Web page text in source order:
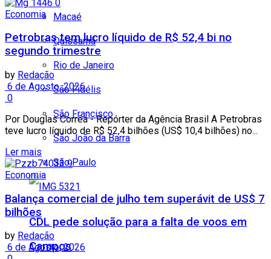
Macaé
Quissamã
Rio de Janeiro
São Fidélis
São Francisco
São João da Barra
São Paulo
CDL pede solução para a falta de voos em
Campos
Economia
Petrobras tem lucro líquido de R$ 52,4 bi no
segundo trimestre
by Redação
6 de Agosto, 2026
0
Por Douglas Corrêa - Repórter da Agência Brasil A Petrobras
teve lucro líquido de R$ 52,4 bilhões (US$ 10,4 bilhões) no...
Ler mais
Economia
Balança comercial de julho tem superávit de US$ 7
bilhões
by Redação
6 de Agosto, 2026